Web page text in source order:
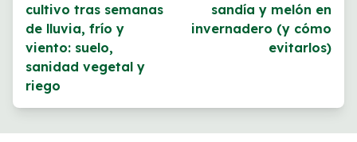
cultivo tras semanas
de lluvia, frío y
viento: suelo,
sanidad vegetal y
riego
sandía y melón en
invernadero (y cómo
evitarlos)